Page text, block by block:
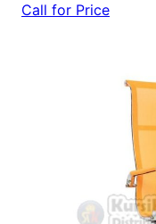
Call for Price